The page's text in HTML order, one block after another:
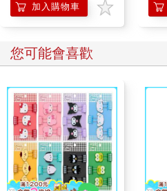
加入購物車
您可能會喜歡